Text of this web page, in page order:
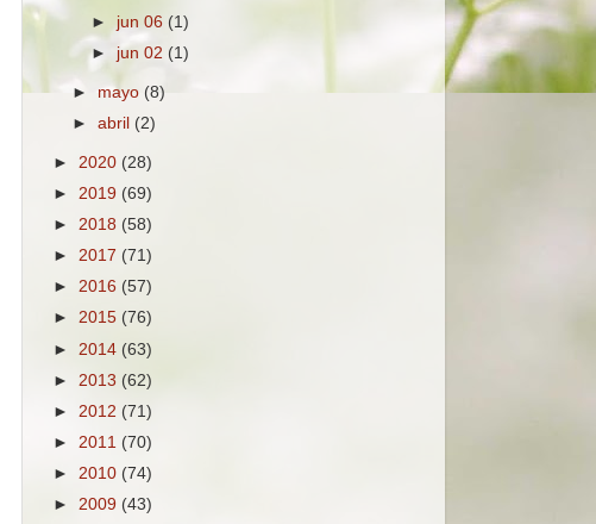
► jun 06 (1)
► jun 02 (1)
► mayo (8)
►abril (2)
► 2020 (28)
► 2019 (69)
► 2018 (58)
► 2017 (71)
► 2016 (57)
► 2015 (76)
► 2014 (63)
► 2013 (62)
► 2012 (71)
► 2011 (70)
► 2010 (74)
► 2009 (43)